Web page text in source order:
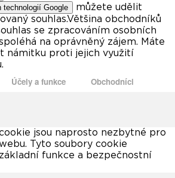
technologií Google
můžete udělit
souhlas.Většina obchodníků
se zpracováním osobních
na oprávněný zájem. Máte
námitku proti jejich využití
Účely a funkce Obchodníci
jsou naprosto nezbytné pro
Tyto soubory cookie
funkce a bezpečnostní